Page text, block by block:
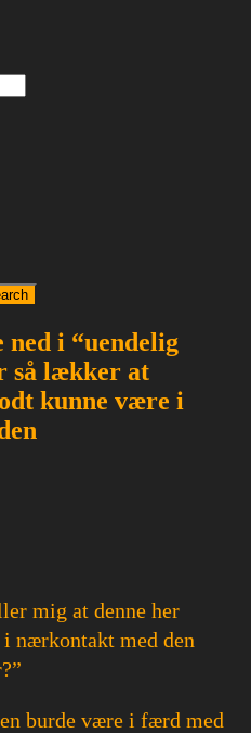
i “uendelig
så lækker at
kunne være i
mig at denne her
nærkontakt med den
burde være i færd med